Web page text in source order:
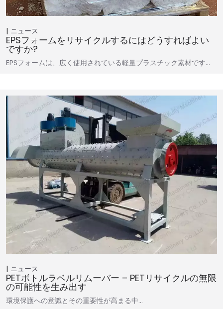
ニュース
EPSフォームをリサイクルするにはどうすればよい
ですか?
EPSフォームは、広く使用されている軽量プラスチック素材です…
ニュース
PETボトルラベルリムーバー – PETリサイクルの無限
の可能性を生み出す
環境保護への意識とその重要性が高まる中…